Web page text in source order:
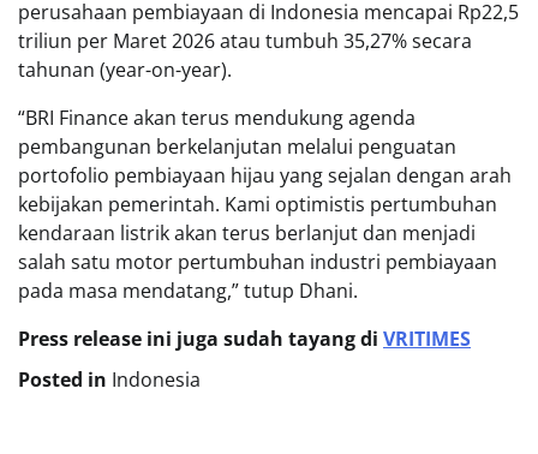
perusahaan pembiayaan di Indonesia mencapai Rp22,5
triliun per Maret 2026 atau tumbuh 35,27% secara
tahunan (year-on-year).
“BRI Finance akan terus mendukung agenda
pembangunan berkelanjutan melalui penguatan
portofolio pembiayaan hijau yang sejalan dengan arah
kebijakan pemerintah. Kami optimistis pertumbuhan
kendaraan listrik akan terus berlanjut dan menjadi
salah satu motor pertumbuhan industri pembiayaan
pada masa mendatang,” tutup Dhani.
Press release ini juga sudah tayang di VRITIMES
Posted in Indonesia